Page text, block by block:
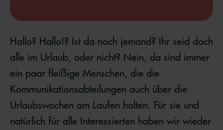
Hallo? Hallo!? Ist da noch jemand? Ihr seid doch
alle im Urlaub, oder nicht? Nein, da sind immer
ein paar fleißige Menschen, die die
Kommunikationsabteilungen auch über die
Urlaubswochen am Laufen halten. Für sie und
natürlich für alle Interessierten haben wir wieder